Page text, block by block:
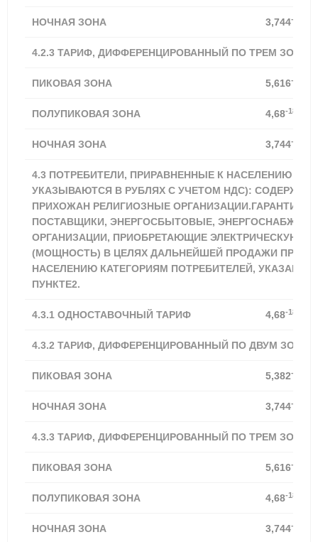
НОЧНАЯ ЗОНА 3,744-
4.2.3 ТАРИФ, ДИФФЕРЕНЦИРОВАННЫЙ ПО ТРЕМ ЗОНАМ
ПИКОВАЯ ЗОНА 5,616-
ПОЛУПИКОВАЯ ЗОНА 4,68-18,21%
НОЧНАЯ ЗОНА 3,744-
4.3 ПОТРЕБИТЕЛИ, ПРИРАВНЕННЫЕ К НАСЕЛЕНИЮ
УКАЗЫВАЮТСЯ В РУБЛЯХ С УЧЕТОМ НДС):
ПРИХОЖАН РЕЛИГИОЗНЫЕ
ПОСТАВЩИКИ, ЭНЕРГОСБЫТОВЫЕ,
ОРГАНИЗАЦИИ, ПРИОБРЕТАЮЩИЕ ЭЛЕКТРИЧЕСКУЮ
(МОЩНОСТЬ) В ЦЕЛЯХ ДАЛЬНЕЙШЕЙ ПРОДАЖИ
НАСЕЛЕНИЮ КАТЕГОРИЯМ ПОТРЕБИТЕЛЕЙ,
ПУНКТЕ2.
4.3.1 ОДНОСТАВОЧНЫЙ ТАРИФ 4,68-18,21%
4.3.2 ТАРИФ, ДИФФЕРЕНЦИРОВАННЫЙ ПО ДВУМ
ПИКОВАЯ ЗОНА 5,382-
НОЧНАЯ ЗОНА 3,744-
4.3.3 ТАРИФ, ДИФФЕРЕНЦИРОВАННЫЙ ПО ТРЕМ ЗОНАМ
ПИКОВАЯ ЗОНА 5,616-
ПОЛУПИКОВАЯ ЗОНА 4,68-18,21%
НОЧНАЯ ЗОНА 3,744-